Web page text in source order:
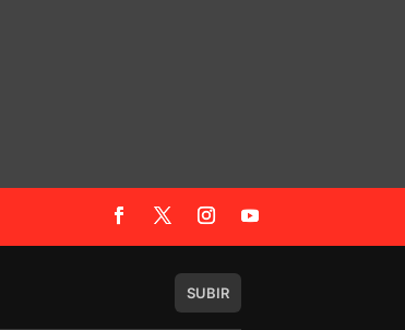
SUBIR